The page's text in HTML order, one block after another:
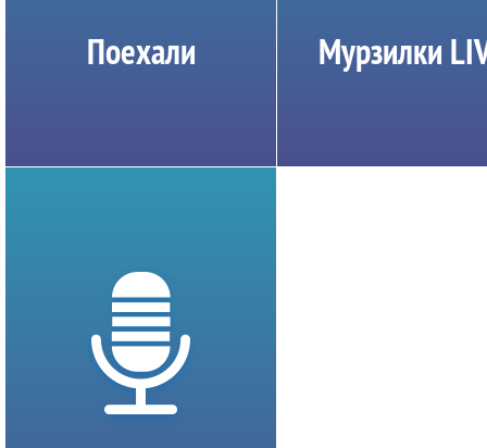
Поехали Мурзилки